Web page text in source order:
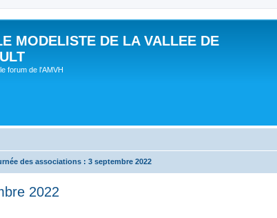
MODELISTE DE LA VALLEE DE
forum de l'AMVH
des associations : 3 septembre 2022
2022